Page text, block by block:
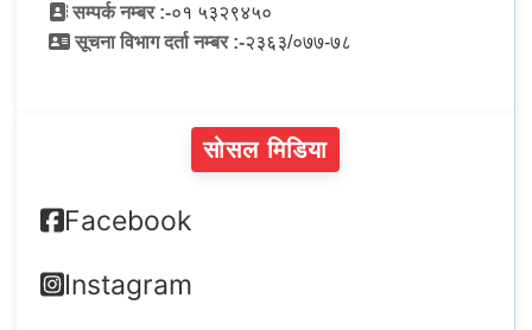
सम्पर्क नम्बर :-०१ ५३२९४५०
सूचना विभाग दर्ता नम्बर :-२३६३/०७७-७८
सोसल मिडिया
Facebook
Instagram